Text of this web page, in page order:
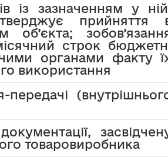
із зазначенням у
прийняття
об’єкта;
строк
органами факту
використання
товаровиробника